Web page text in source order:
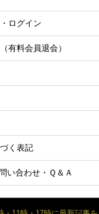
ログイン
有料会員退会）
く表記
い合わせ・Ｑ＆Ａ